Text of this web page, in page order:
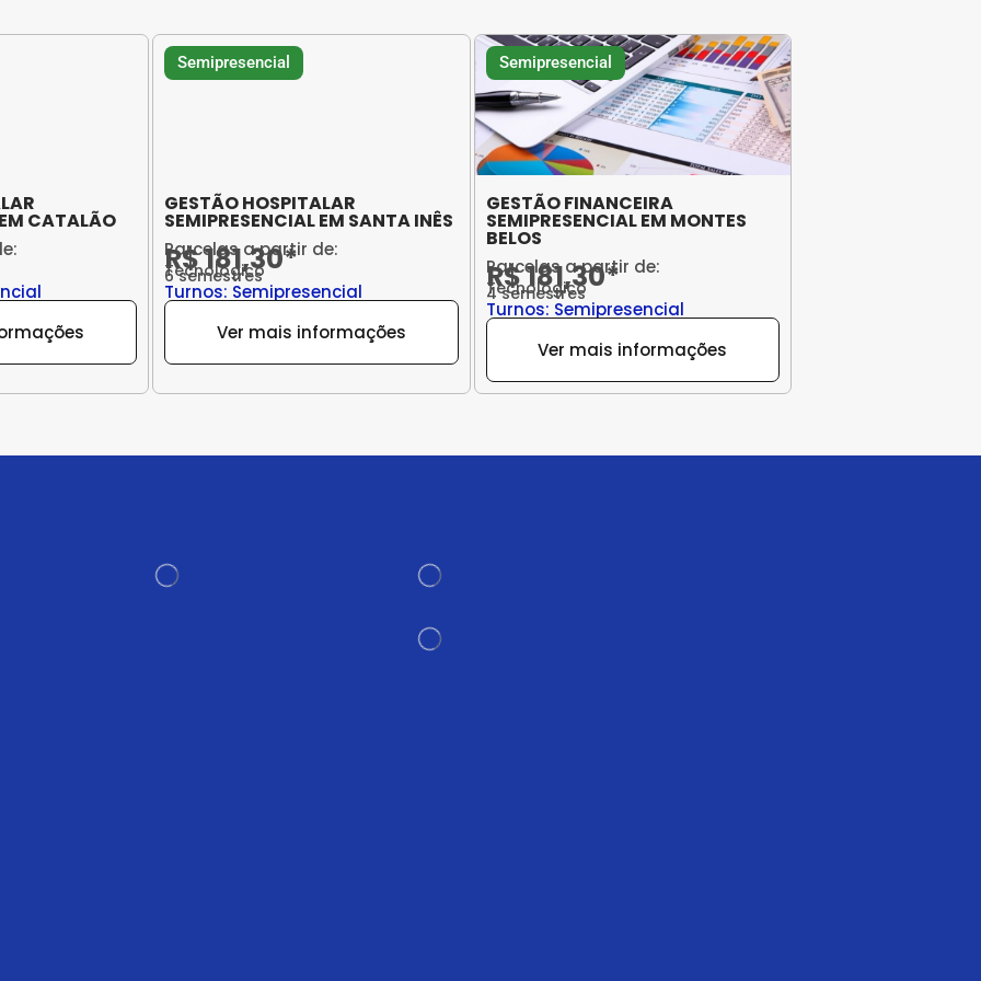
CATALÃO
Semipresencial
GESTÃO HOSPITALAR
SEMIPRESENCIAL EM SANTA INÊS
Parcelas a partir de:
R$ 181,30*
Tecnológico
6 semestres
Turnos: Semipresencial
Ver mais informações
Semipresencial
GESTÃO FINANCEIRA
SEMIPRESENCIAL EM MONTES
BELOS
Parcelas a partir de:
R$ 181,30*
Tecnológico
4 semestres
Turnos: Semipresencial
Ver mais informações